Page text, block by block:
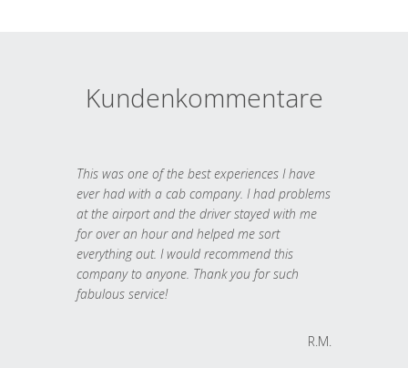
Kundenkommentare
This was one of the best experiences I have
ever had with a cab company. I had problems
at the airport and the driver stayed with me
for over an hour and helped me sort
everything out. I would recommend this
company to anyone. Thank you for such
fabulous service!
R.M.